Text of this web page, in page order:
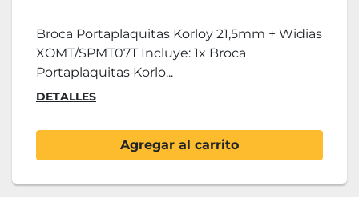
Broca Portaplaquitas Korloy 21,5mm + Widias
XOMT/SPMT07T Incluye: 1x Broca
Portaplaquitas Korlo...
DETALLES
Agregar al carrito